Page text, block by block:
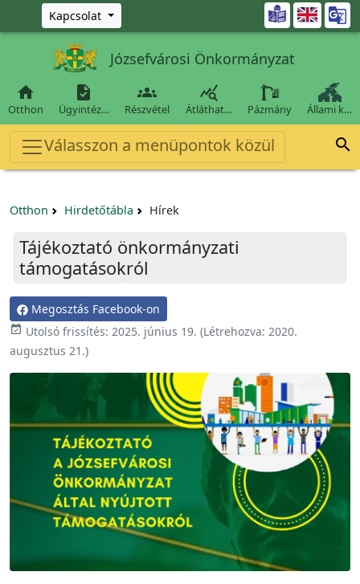
Ugrás a fő tartalomra
Kapcsolat 
Józsefvárosi Önkormányzat

Otthon

Ügyintéz…

Részvétel

Átláthat… Pázmány Állami k…
Válasszon a menüpontok közül 
Otthon Hirdetőtábla Hírek
Tájékoztató önkormányzati
támogatásokról
Megosztás Facebook-on
 Utolsó frissítés: 2025. június 19. (Létrehozva: 2020.
augusztus 21.)